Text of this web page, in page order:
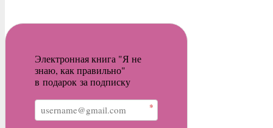
Электронная книга "Я не
знаю, как правильно"
в подарок за подписку
*